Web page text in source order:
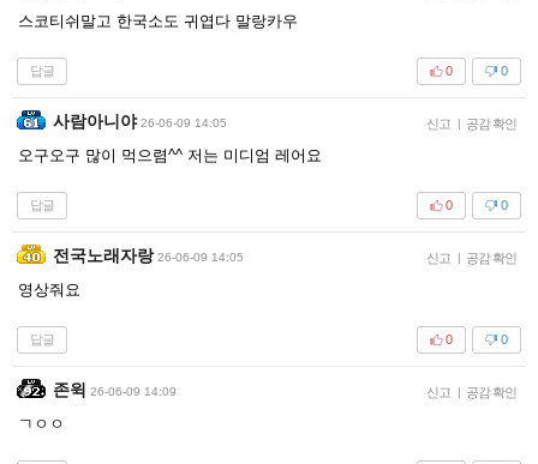
스코티쉬말고 한국소도 귀엽다 말랑카우
답글 0
0
사람아니야 26-06-09 14:05 신고 | 공감 확인
오구오구 많이 먹으렴^^ 저는 미디엄 레어요
답글 0
0
전국노래자랑 26-06-09 14:05 신고 | 공감 확인
영상줘요
답글 0
0
존윅 26-06-09 14:09 신고 | 공감 확인
ㄱㅇㅇ